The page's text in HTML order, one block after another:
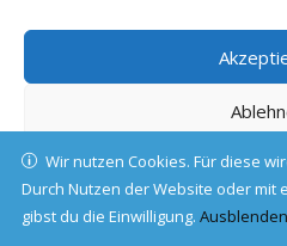
Cookie-Richtlinie
Wir nutzen Cookies. Für diese
Durch Nutzen der Website oder mit
gibst du die Einwilligung.Ausblenden